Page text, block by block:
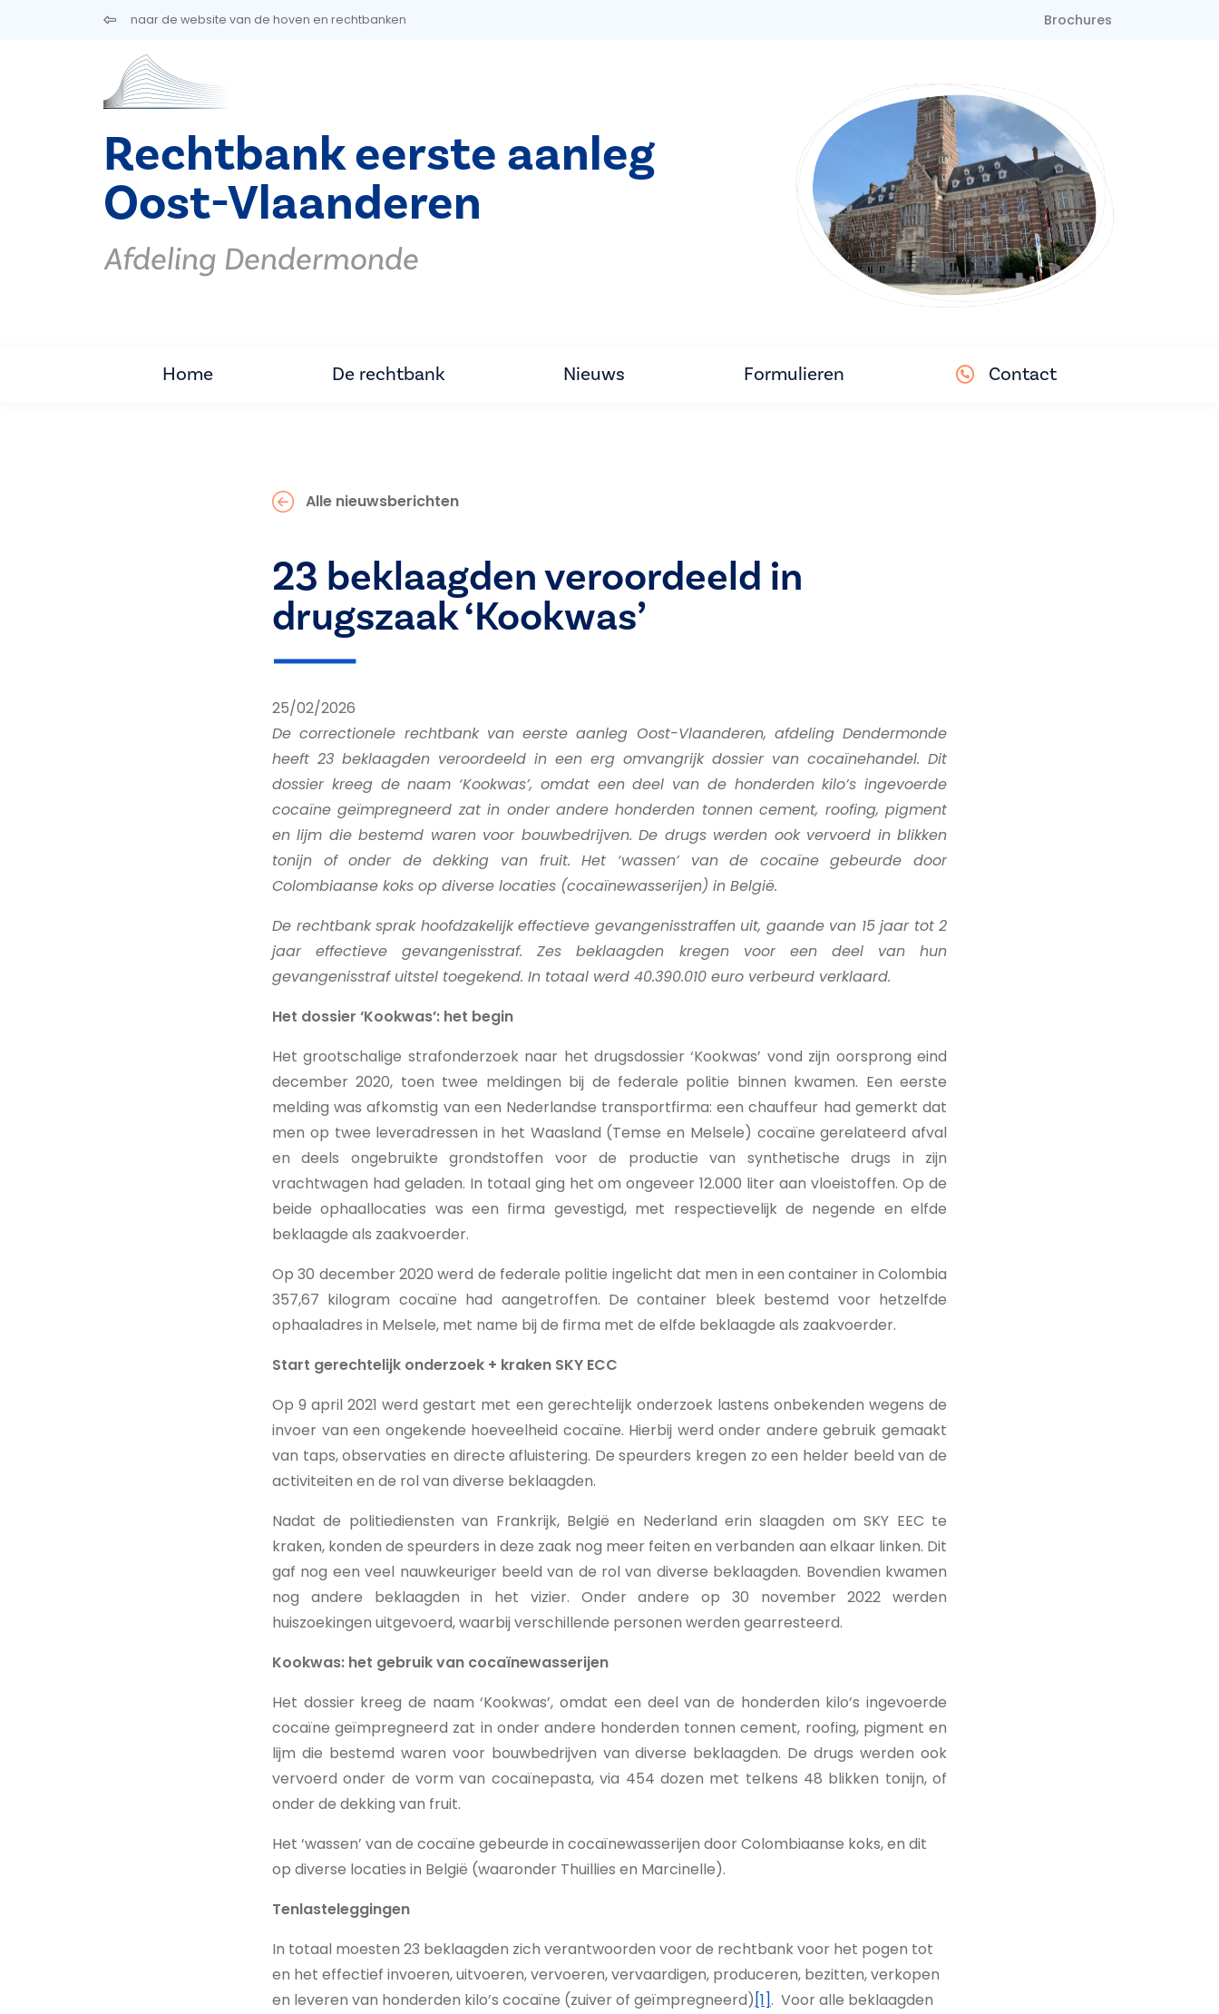
Overslaan en naar de inhoud gaannaar de website van de hoven en rechtbanken Brochures
Rechtbank eerste aanleg
Oost-Vlaanderen
Afdeling Dendermonde
Home De rechtbank Nieuws Formulieren Contact
Alle nieuwsberichten
23 beklaagden veroordeeld in
drugszaak ‘Kookwas’
25/02/2026
De correctionele rechtbank van eerste aanleg Oost-Vlaanderen, afdeling Dendermonde
heeft 23 beklaagden veroordeeld in een erg omvangrijk dossier van cocaïnehandel. Dit
dossier kreeg de naam ‘Kookwas’, omdat een deel van de honderden kilo’s ingevoerde
cocaïne geïmpregneerd zat in onder andere honderden tonnen cement, roofing, pigment
en lijm die bestemd waren voor bouwbedrijven. De drugs werden ook vervoerd in blikken
tonijn of onder de dekking van fruit. Het ‘wassen’ van de cocaïne gebeurde door
Colombiaanse koks op diverse locaties (cocaïnewasserijen) in België.
De rechtbank sprak hoofdzakelijk effectieve gevangenisstraffen uit, gaande van 15 jaar tot 2
jaar effectieve gevangenisstraf. Zes beklaagden kregen voor een deel van hun
gevangenisstraf uitstel toegekend. In totaal werd 40.390.010 euro verbeurd verklaard.
Het dossier ‘Kookwas’: het begin
Het grootschalige strafonderzoek naar het drugsdossier ‘Kookwas’ vond zijn oorsprong eind
december 2020, toen twee meldingen bij de federale politie binnen kwamen. Een eerste
melding was afkomstig van een Nederlandse transportfirma: een chauffeur had gemerkt dat
men op twee leveradressen in het Waasland (Temse en Melsele) cocaïne gerelateerd afval
en deels ongebruikte grondstoffen voor de productie van synthetische drugs in zijn
vrachtwagen had geladen. In totaal ging het om ongeveer 12.000 liter aan vloeistoffen. Op de
beide ophaallocaties was een firma gevestigd, met respectievelijk de negende en elfde
beklaagde als zaakvoerder.
Op 30 december 2020 werd de federale politie ingelicht dat men in een container in Colombia
357,67 kilogram cocaïne had aangetroffen. De container bleek bestemd voor hetzelfde
ophaaladres in Melsele, met name bij de firma met de elfde beklaagde als zaakvoerder.
Start gerechtelijk onderzoek + kraken SKY ECC
Op 9 april 2021 werd gestart met een gerechtelijk onderzoek lastens onbekenden wegens de
invoer van een ongekende hoeveelheid cocaïne. Hierbij werd onder andere gebruik gemaakt
van taps, observaties en directe afluistering. De speurders kregen zo een helder beeld van de
activiteiten en de rol van diverse beklaagden.
Nadat de politiediensten van Frankrijk, België en Nederland erin slaagden om SKY EEC te
kraken, konden de speurders in deze zaak nog meer feiten en verbanden aan elkaar linken. Dit
gaf nog een veel nauwkeuriger beeld van de rol van diverse beklaagden. Bovendien kwamen
nog andere beklaagden in het vizier. Onder andere op 30 november 2022 werden
huiszoekingen uitgevoerd, waarbij verschillende personen werden gearresteerd.
Kookwas: het gebruik van cocaïnewasserijen
Het dossier kreeg de naam ‘Kookwas’, omdat een deel van de honderden kilo’s ingevoerde
cocaïne geïmpregneerd zat in onder andere honderden tonnen cement, roofing, pigment en
lijm die bestemd waren voor bouwbedrijven van diverse beklaagden. De drugs werden ook
vervoerd onder de vorm van cocaïnepasta, via 454 dozen met telkens 48 blikken tonijn, of
onder de dekking van fruit.
Het ‘wassen’ van de cocaïne gebeurde in cocaïnewasserijen door Colombiaanse koks, en dit
op diverse locaties in België (waaronder Thuillies en Marcinelle).
Tenlasteleggingen
In totaal moesten 23 beklaagden zich verantwoorden voor de rechtbank voor het pogen tot
en het effectief invoeren, uitvoeren, vervoeren, vervaardigen, produceren, bezitten, verkopen
en leveren van honderden kilo’s cocaïne (zuiver of geïmpregneerd) [1]. Voor alle beklaagden